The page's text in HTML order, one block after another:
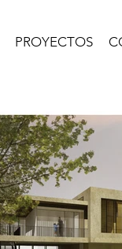
PROYECTOS